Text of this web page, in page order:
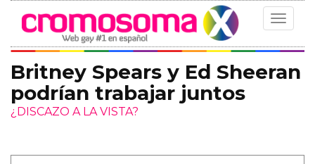
Toggle
Britney Spears y Ed Sheeran
podrían trabajar juntos
¿DISCAZO A LA VISTA?